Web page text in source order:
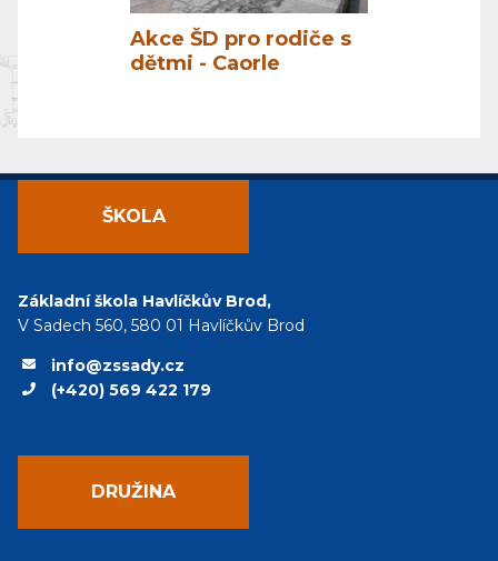
Akce ŠD pro rodiče s
dětmi - Caorle
ŠKOLA
Základní škola Havlíčkův Brod,
V Sadech 560, 580 01 Havlíčkův Brod
info@zssady.cz
(+420) 569 422 179
DRUŽINA